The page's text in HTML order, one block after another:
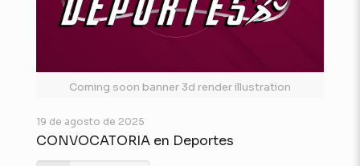
Coming soon banner 3d render illustration
19 de agosto de 2025
CONVOCATORIA en Deportes